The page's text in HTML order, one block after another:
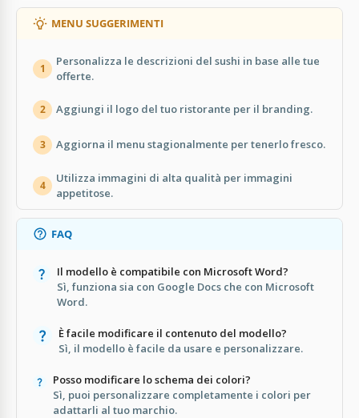
MENU SUGGERIMENTI
1
Personalizza le descrizioni del sushi in base alle tue
offerte.
2 Aggiungi il logo del tuo ristorante per il branding.
3 Aggiorna il menu stagionalmente per tenerlo fresco.
4
Utilizza immagini di alta qualità per immagini
appetitose.
FAQ
Il modello è compatibile con Microsoft Word?
Sì, funziona sia con Google Docs che con Microsoft
Word.
È facile modificare il contenuto del modello?
Sì, il modello è facile da usare e personalizzare.
Posso modificare lo schema dei colori?
Sì, puoi personalizzare completamente i colori per
adattarli al tuo marchio.